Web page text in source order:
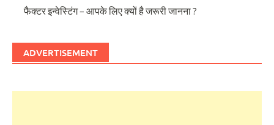
फैक्टर इन्वेस्टिंग – आपके लिए क्यों है जरूरी जानना ?
ADVERTISEMENT